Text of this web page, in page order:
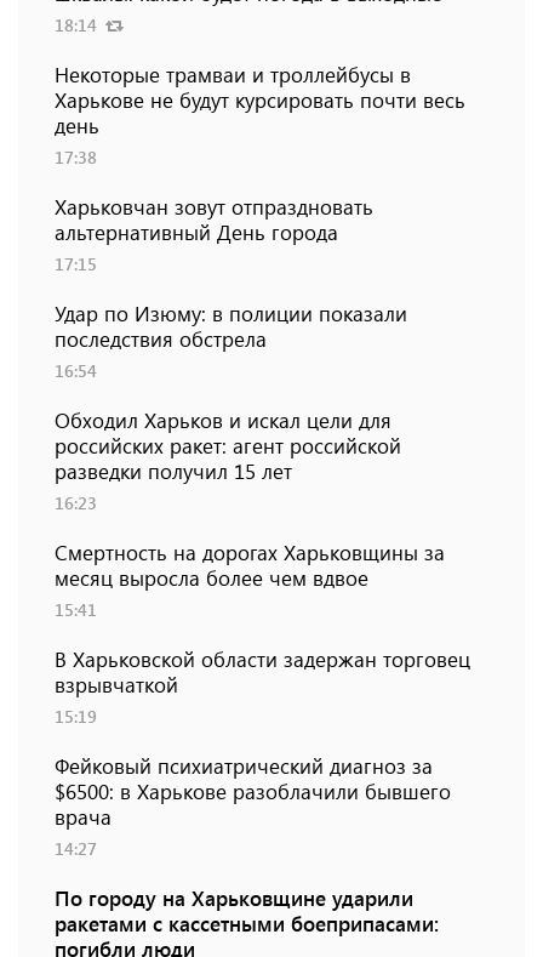
18:14
Некоторые трамваи и троллейбусы в
Харькове не будут курсировать почти весь
день
17:38
Харьковчан зовут отпраздновать
альтернативный День города
17:15
Удар по Изюму: в полиции показали
последствия обстрела
16:54
Обходил Харьков и искал цели для
российских ракет: агент российской
разведки получил 15 лет
16:23
Смертность на дорогах Харьковщины за
месяц выросла более чем вдвое
15:41
В Харьковской области задержан торговец
взрывчаткой
15:19
Фейковый психиатрический диагноз за
$6500: в Харькове разоблачили бывшего
врача
14:27
По городу на Харьковщине ударили
ракетами с кассетными боеприпасами:
погибли люди